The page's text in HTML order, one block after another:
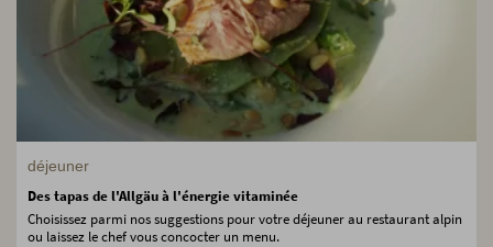
déjeuner
Des tapas de l'Allgäu à l'énergie vitaminée
Choisissez parmi nos suggestions pour votre déjeuner au restaurant alpin
ou laissez le chef vous concocter un menu.